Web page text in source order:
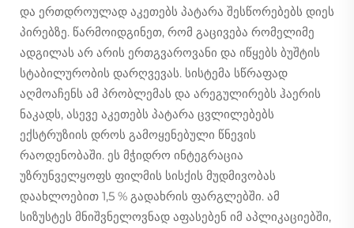
და ერთდროულად აკეთებს პატარა შესწორებებს დიეს
პირებზე. წარმოიდგინეთ, რომ გაცივება რომელიმე
ადგილას არ არის ერთგვაროვანი და იწყებს ბუშტის
სტაბილურობის დარღვევას. სისტემა სწრაფად
აღმოაჩენს ამ პრობლემას და არეგულირებს ჰაერის
ნაკადს, ასევე აკეთებს პატარა ცვლილებებს
ექსტრუზიის დროს გამოყენებული წნევის
რაოდენობაში. ეს მჭიდრო ინტეგრაცია
უზრუნველყოფს ფილმის სისქის მუდმივობას
დაახლოებით 1,5 % გადახრის ფარგლებში. ამ
სიზუსტეს მნიშვნელოვნად აფასებენ იმ აპლიკაციებში,